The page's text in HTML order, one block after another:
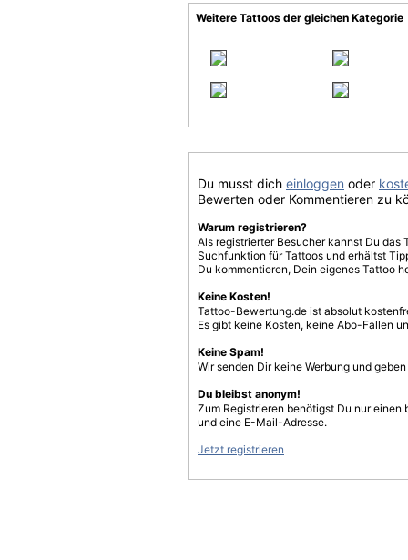
Weitere Tattoos der gleichen Kategorie
Du musst dich einloggen oder
Bewerten oder Kommentieren zu
Warum registrieren?
Als registrierter Besucher kannst Du
Suchfunktion für Tattoos und erhältst
Du kommentieren, Dein eigenes Tattoo
Keine Kosten!
Tattoo-Bewertung.de ist absolut
Es gibt keine Kosten, keine Abo-Fallen
Keine Spam!
Wir senden Dir keine Werbung und
Du bleibst anonym!
Zum Registrieren benötigst Du nur einen
und eine E-Mail-Adresse.
Jetzt registrieren